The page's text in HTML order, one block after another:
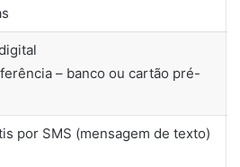
– banco ou cartão pré-
por SMS (mensagem de texto)